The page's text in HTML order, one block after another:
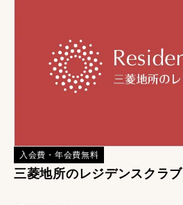
入会費・年会費無料
三菱地所のレジデンスクラブ